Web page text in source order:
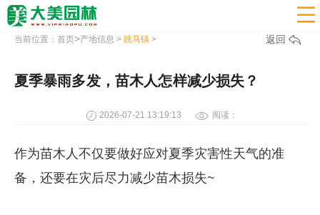

当前位置： 首页>产地信息 > 跳马镇> 返回
夏季暴雨多发，苗木人怎样减少损失？
2026-07-21 13:19:13 阅读：
作为苗木人不仅要做好应对夏季灾害性天气的准
备，还要在灾后尽力减少苗木损失~